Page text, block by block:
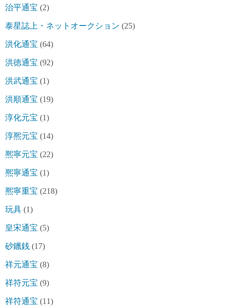
治平通宝 (2)
泰星誌上・ネットオークション (25)
洪化通宝 (64)
洪徳通宝 (92)
洪武通宝 (1)
洪順通宝 (19)
淳化元宝 (1)
淳熈元宝 (14)
熈寧元宝 (22)
熈寧通宝 (1)
熈寧重宝 (218)
玩具 (1)
皇宋通宝 (5)
砂鑞銭 (17)
祥元通宝 (8)
祥符元宝 (9)
祥符通宝 (11)